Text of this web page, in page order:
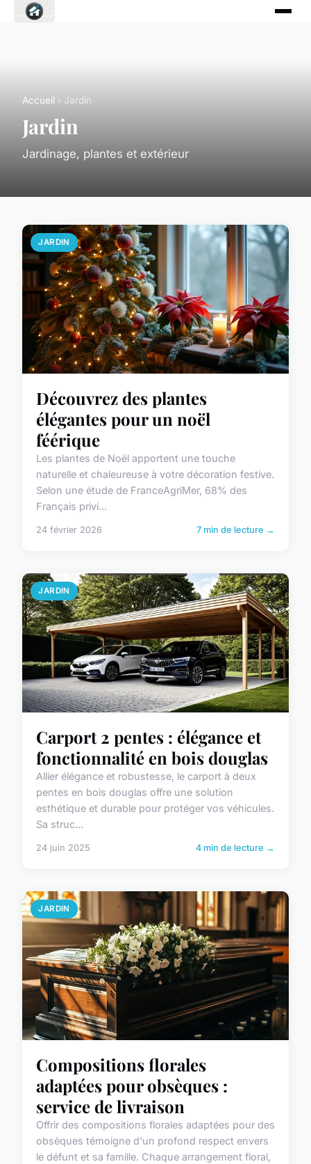
Accueil › Jardin
Jardin
Jardinage, plantes et extérieur
JARDIN
Découvrez des plantes
élégantes pour un noël
féérique
Les plantes de Noël apportent une touche
naturelle et chaleureuse à votre décoration festive.
Selon une étude de FranceAgriMer, 68% des
Français privi...
24 février 2026 7 min de lecture →
JARDIN
Carport 2 pentes : élégance et
fonctionnalité en bois douglas
Allier élégance et robustesse, le carport à deux
pentes en bois douglas offre une solution
esthétique et durable pour protéger vos véhicules.
Sa struc...
24 juin 2025 4 min de lecture →
JARDIN
Compositions florales
adaptées pour obsèques :
service de livraison
Offrir des compositions florales adaptées pour des
obsèques témoigne d'un profond respect envers
le défunt et sa famille. Chaque arrangement floral,